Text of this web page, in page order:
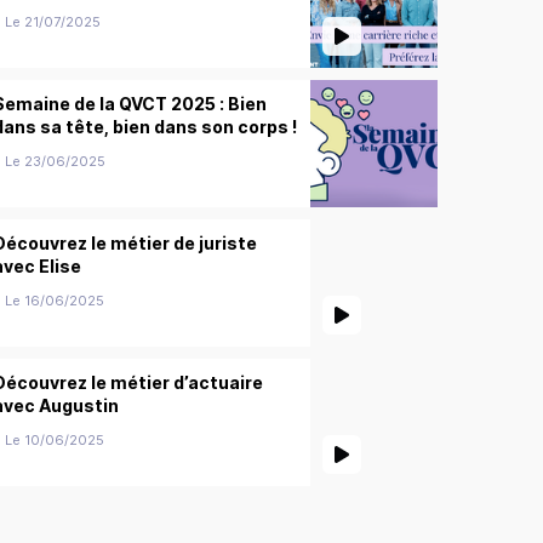
Le 21/07/2025
de la QVCT 2025 : Bien
sa tête, bien dans son corps !
Le 23/06/2025
le métier de juriste
Elise
Le 16/06/2025
le métier d’actuaire
Augustin
Le 10/06/2025